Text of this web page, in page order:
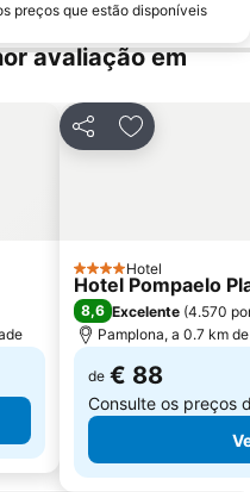
preços que estão disponíveis
avaliação em
PartilharAdicionar
4 Estrelas
Hotel
Hotel Pompaelo
8,6 Excelente (4.570
Pamplona, a 0.7 km
de € 88
Consulte os preços